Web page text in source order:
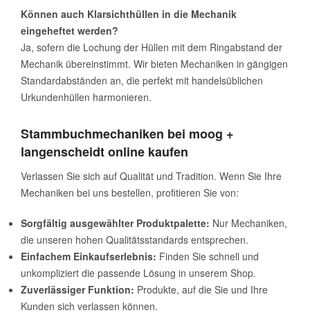
Können auch Klarsichthüllen in die Mechanik
eingeheftet werden?
Ja, sofern die Lochung der Hüllen mit dem Ringabstand der
Mechanik übereinstimmt. Wir bieten Mechaniken in gängigen
Standardabständen an, die perfekt mit handelsüblichen
Urkundenhüllen harmonieren.
Stammbuchmechaniken bei moog +
langenscheidt online kaufen
Verlassen Sie sich auf Qualität und Tradition. Wenn Sie Ihre
Mechaniken bei uns bestellen, profitieren Sie von:
Sorgfältig ausgewählter Produktpalette: Nur Mechaniken,
die unseren hohen Qualitätsstandards entsprechen.
Einfachem Einkaufserlebnis: Finden Sie schnell und
unkompliziert die passende Lösung in unserem Shop.
Zuverlässiger Funktion: Produkte, auf die Sie und Ihre
Kunden sich verlassen können.